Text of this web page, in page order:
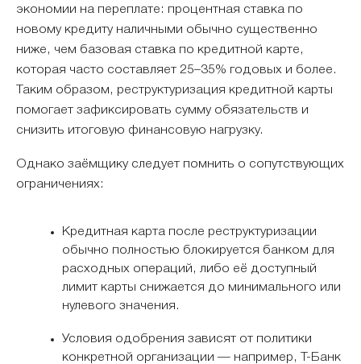
экономии на переплате: процентная ставка по
новому кредиту наличными обычно существенно
ниже, чем базовая ставка по кредитной карте,
которая часто составляет 25–35% годовых и более.
Таким образом, реструктуризация кредитной карты
помогает зафиксировать сумму обязательств и
снизить итоговую финансовую нагрузку.
Однако заёмщику следует помнить о сопутствующих
ограничениях:
Кредитная карта после реструктуризации
обычно полностью блокируется банком для
расходных операций, либо её доступный
лимит карты снижается до минимального или
нулевого значения.
Условия одобрения зависят от политики
конкретной организации — например, Т-Банк